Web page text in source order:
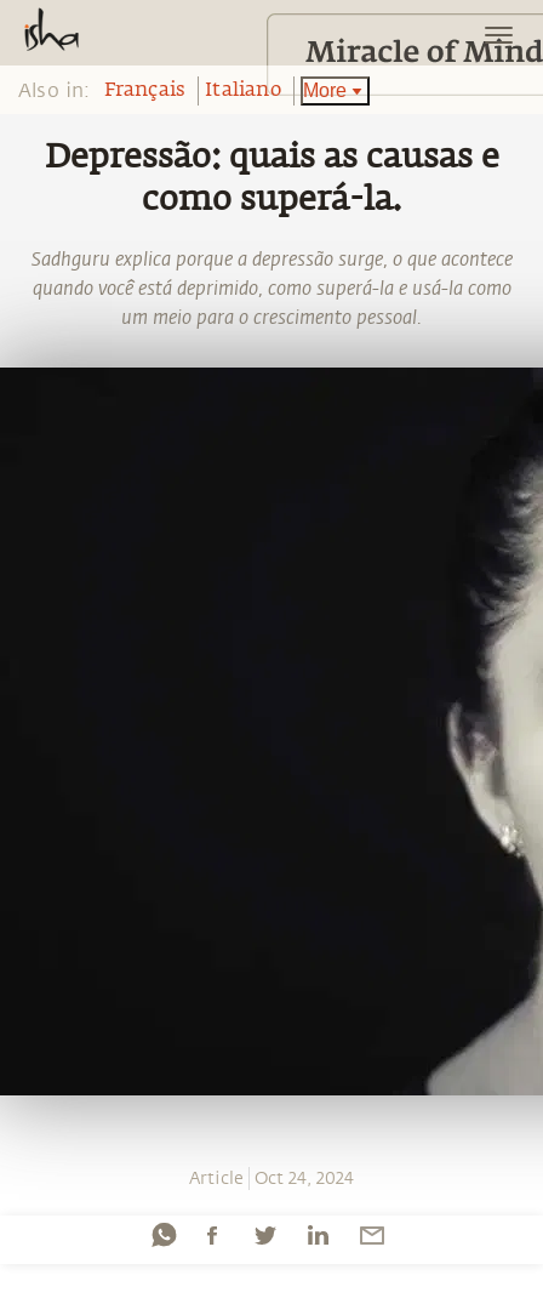
Also in: Français Italiano More
Depressão: quais as causas e
como superá-la.
Sadhguru explica porque a depressão surge, o que acontece
quando você está deprimido, como superá-la e usá-la como
um meio para o crescimento pessoal.
Article Oct 24, 2024